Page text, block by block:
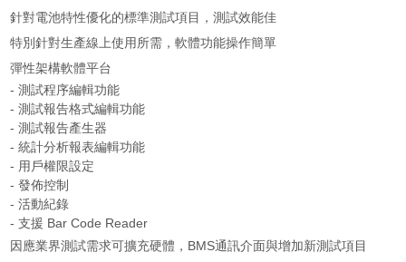
針對電池特性優化的標準測試項目，測試效能佳
特別針對生產線上使用所需，軟體功能操作簡單
彈性架構軟體平台
- 測試程序編輯功能
- 測試報告格式編輯功能
- 測試報告產生器
- 統計分析報表編輯功能
- 用戶權限設定
- 發佈控制
- 活動紀錄
- 支援 Bar Code Reader
因應業界測試需求可擴充硬體，BMS通訊介面與增加新測試項目